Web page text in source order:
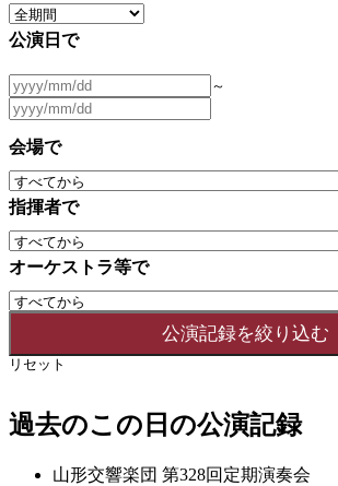
公演日で
～
会場で
指揮者で
オーケストラ等で
リセット
過去のこの日の公演記録
山形交響楽団 第328回定期演奏会